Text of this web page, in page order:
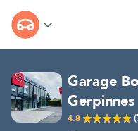
Garage
Gerpinnes
4.8 (